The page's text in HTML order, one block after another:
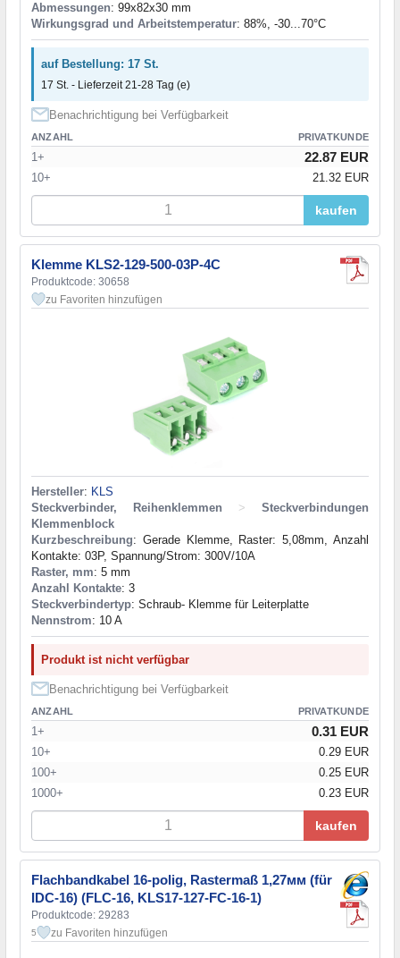
Abmessungen: 99x82x30 mm
Wirkungsgrad und Arbeitstemperatur: 88%, -30...70°C
auf Bestellung: 17 St.
17 St. - Lieferzeit 21-28 Tag (e)
Benachrichtigung bei Verfügbarkeit
ANZAHL PRIVATKUNDE
1+ 22.87 EUR
10+ 21.32 EUR
kaufen
Klemme KLS2-129-500-03P-4C
Produktcode: 30658
zu Favoriten hinzufügen
Hersteller: KLS
Steckverbinder, Reihenklemmen
>
Steckverbindungen
Klemmenblock
Kurzbeschreibung: Gerade Klemme, Raster: 5,08mm, Anzahl
Kontakte: 03P, Spannung/Strom: 300V/10A
Raster, mm: 5 mm
Anzahl Kontakte: 3
Steckverbindertyp: Schraub- Klemme für Leiterplatte
Nennstrom: 10 A
Produkt ist nicht verfügbar
Benachrichtigung bei Verfügbarkeit
ANZAHL PRIVATKUNDE
1+ 0.31 EUR
10+
0.29 EUR
100+
0.25 EUR
1000+
0.23 EUR
kaufen
Flachbandkabel 16-polig, Rastermaß 1,27мм (für
IDC-16) (FLC-16, KLS17-127-FC-16-1)
Produktcode: 29283
5 zu Favoriten hinzufügen